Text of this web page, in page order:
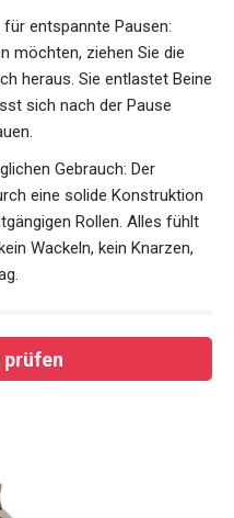
entspannte Pausen:
möchten, ziehen Sie die
heraus. Sie entlastet Beine
sich nach der Pause
Gebrauch: Der
eine solide Konstruktion
Rollen. Alles fühlt
Wackeln, kein Knarzen,
prüfen